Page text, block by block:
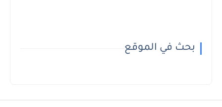
بحث في الموقع